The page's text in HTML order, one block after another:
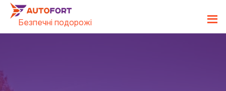
Безпечні подорожі